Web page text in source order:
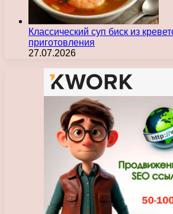
Классический суп биск из
приготовления
27.07.2026